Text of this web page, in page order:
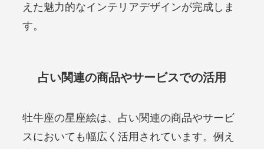
えた魅力的なインテリアデザインが完成しま
す。
占い関連の商品やサービスでの活用
牡牛座の星座絵は、占い関連の商品やサービ
スにおいても幅広く活用されています。例え